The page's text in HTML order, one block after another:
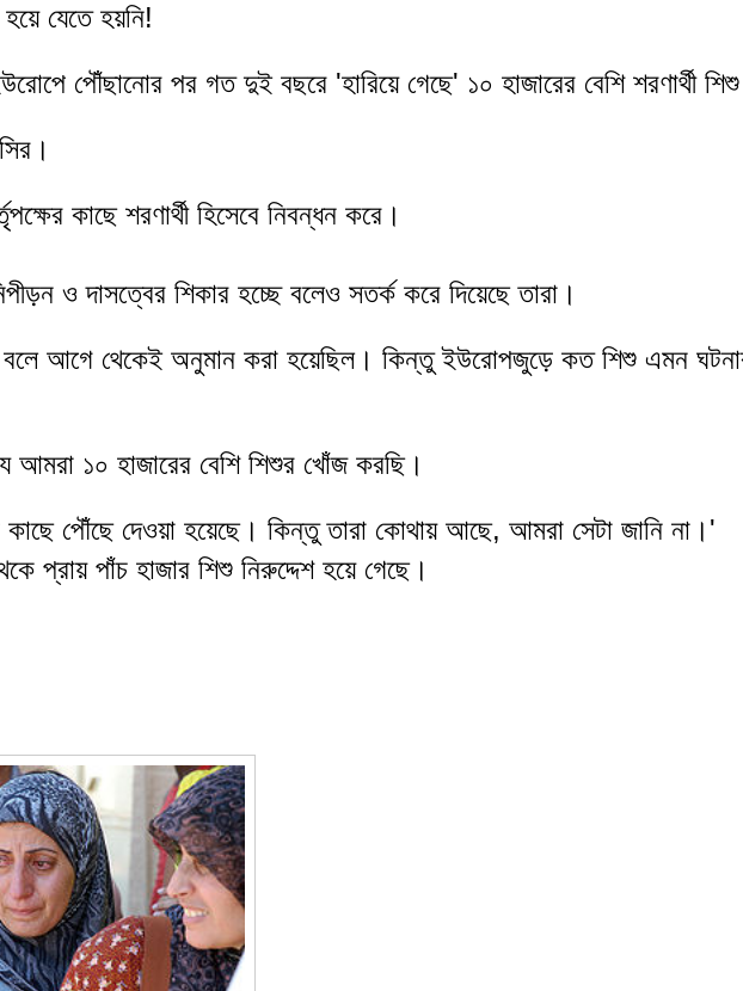
যেতে হয়নি!
পৌঁছানোর পর গত দুই বছরে 'হারিয়ে গেছে' ১০ হাজারের বেশি শরণার্থী
কাছে শরণার্থী হিসেবে নিবন্ধন করে।
ও দাসত্বের শিকার হচ্ছে বলেও সতর্ক করে দিয়েছে তারা।
বলে আগে থেকেই অনুমান করা হয়েছিল। কিন্তু ইউরোপজুড়ে কত শিশু এমন
আমরা ১০ হাজারের বেশি শিশুর খোঁজ করছি।
পৌঁছে দেওয়া হয়েছে। কিন্তু তারা কোথায় আছে, আমরা সেটা জানি না।'
প্রায় পাঁচ হাজার শিশু নিরুদ্দেশ হয়ে গেছে।